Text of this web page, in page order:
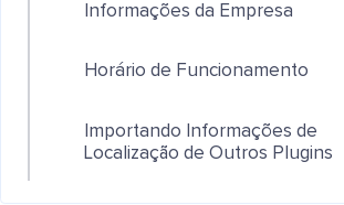
Informações da Empresa
Horário de Funcionamento
Importando Informações de
Localização de Outros Plugins